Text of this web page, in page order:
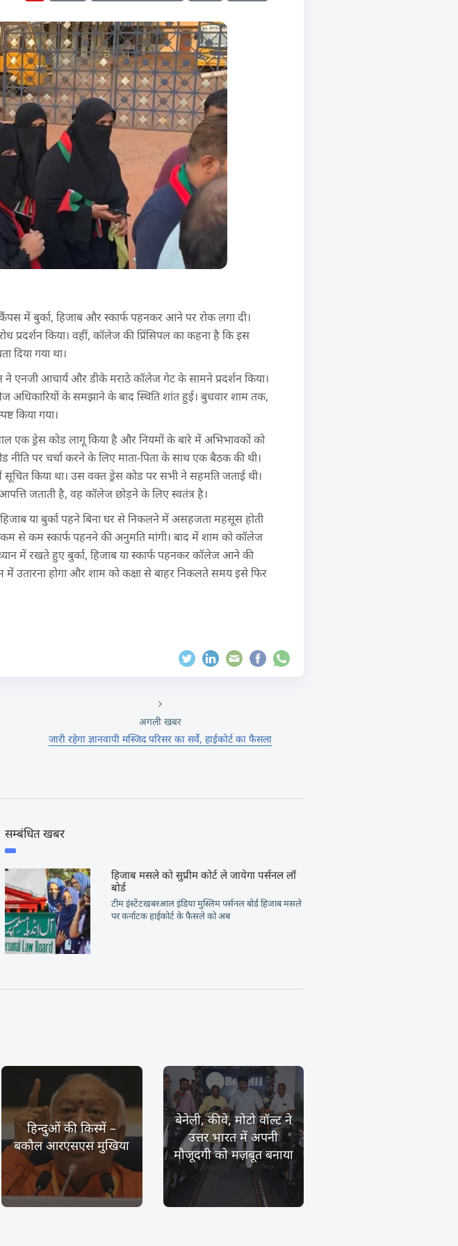
में बुर्का, हिजाब और स्कार्फ पहनकर आने पर रोक लगा दी।
किया। वहीं, कॉलेज की प्रिंसिपल का कहना है कि इस
गया था।
एनजी आचार्य और डीके मराठे कॉलेज गेट के सामने प्रदर्शन किया।
के समझाने के बाद स्थिति शांत हुई। बुधवार शाम तक,
किया गया।
एक ड्रेस कोड लागू किया है और नियमों के बारे में अभिभावकों को
नीति पर चर्चा करने के लिए माता-पिता के साथ एक बैठक की थी।
किया था। उस वक्त ड्रेस कोड पर सभी ने सहमति जताई थी।
जताती है, वह कॉलेज छोड़ने के लिए स्वतंत्र है।
या बुर्का पहने बिना घर से निकलने में असहजता महसूस होती
से कम स्कार्फ पहनने की अनुमति मांगी। बाद में शाम को कॉलेज
में रखते हुए बुर्का, हिजाब या स्कार्फ पहनकर कॉलेज आने की
उतारना होगा और शाम को कक्षा से बाहर निकलते समय इसे फिर
अगली खबर
जारी रहेगा ज्ञानवापी मस्जिद परिसर का सर्वे, हाईकोर्ट का फैसला
सम्बंधित खबर
हिजाब मसले को सुप्रीम कोर्ट ले जायेगा पर्सनल लॉ
बोर्ड
टीम इंस्टेंटखबरआल इंडिया मुस्लिम पर्सनल बोर्ड हिजाब मसले
पर कर्नाटक हाईकोर्ट के फैसले को अब
हिन्दुओं की किस्में –
बकौल आरएसएस मुखिया
बेनेली, कीवे, मोटो वॉल्ट ने
उत्तर भारत में अपनी
मौजूदगी को मज़बूत बनाया